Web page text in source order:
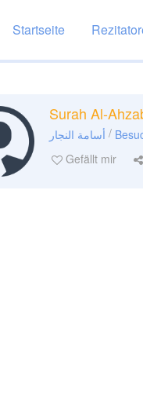
Startseite
Surah Al-
أسامة النجار /
Gefällt mir